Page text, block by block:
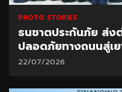
PHOTO STORIES
ธนชาตประกันภัย ส่ง
ปลอดภัยทางถนนสู่เ
22/07/2026